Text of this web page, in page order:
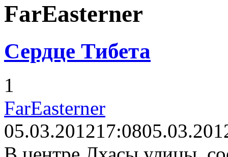
FarEasterner
Сердце Тибета
1
FarEasterner
05.03.201217:08